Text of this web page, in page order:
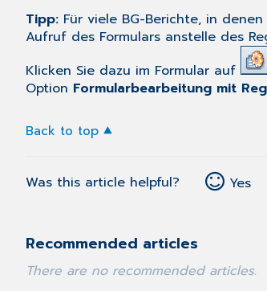
Tipp: Für viele BG-Berichte, in
Aufruf des Formulars anstelle des
Klicken Sie dazu im Formular auf
Option Formularbearbeitung mit
Back to top
Was this article helpful? Yes
Recommended articles
There are no recommended articles.